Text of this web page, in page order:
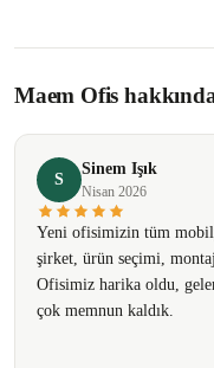
Görüş ve önerileriniz için
Ürün resmi kalitesiz, bozuk
Ürün açıklamasında eksik
Ürün bilgilerinde hatalar
Ürün fiyatı diğer sitelerden
Bu ürüne benzer farklı
Maem Ofis
S
Sinem Işık
Nisan 2026
Yeni ofisimizin tüm
şirket, ürün seçimi,
Ofisimiz harika oldu,
çok memnun kaldık.